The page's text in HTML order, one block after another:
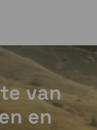
van
en